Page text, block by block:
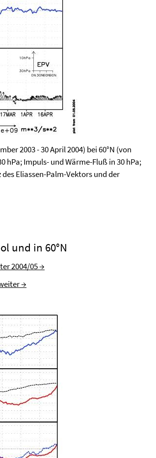
2003 - 30 April 2004) bei 60°N (von
hPa; Impuls- und Wärme-Fluß in 30 hPa;
Eliassen-Palm-Vektors und der
und in 60°N
2004/05 →
→